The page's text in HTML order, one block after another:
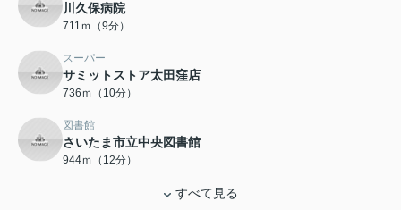
川久保病院
711ｍ（9分）
スーパー
サミットストア太田窪店
736ｍ（10分）
図書館
さいたま市立中央図書館
944ｍ（12分）
すべて見る